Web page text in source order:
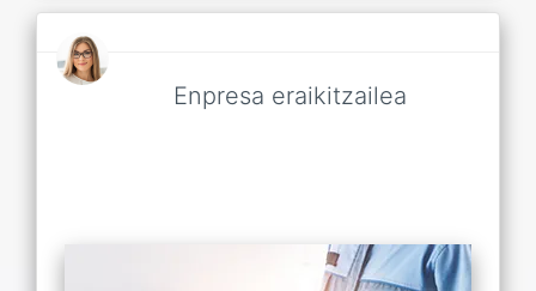
Enpresa eraikitzailea